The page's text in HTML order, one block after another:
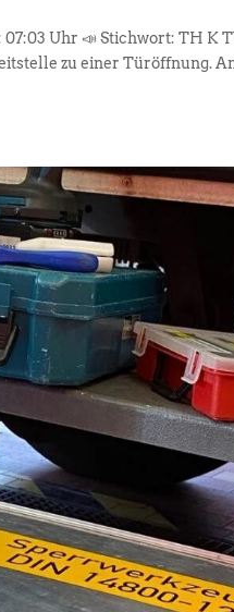
Uhr 📣 Stichwort: TH K
zu einer Türöffnung.